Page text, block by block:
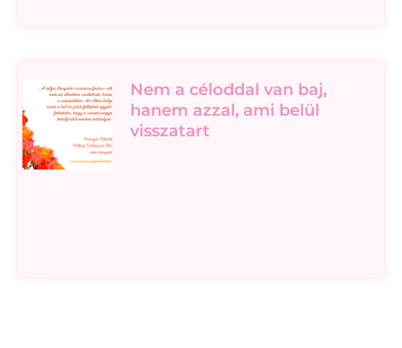
Nem a céloddal van baj,
hanem azzal, ami belül
visszatart